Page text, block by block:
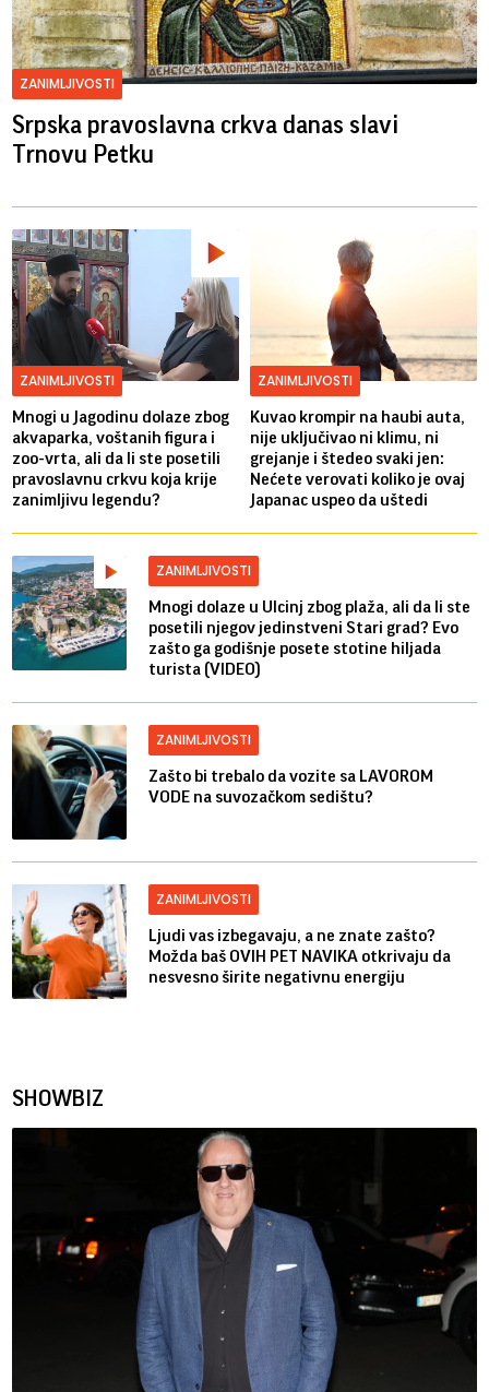
ZANIMLJIVOSTI
Srpska pravoslavna crkva danas slavi
Trnovu Petku
ZANIMLJIVOSTI
Mnogi u Jagodinu dolaze zbog
akvaparka, voštanih figura i
zoo-vrta, ali da li ste posetili
pravoslavnu crkvu koja krije
zanimljivu legendu?
ZANIMLJIVOSTI
Kuvao krompir na haubi auta,
nije uključivao ni klimu, ni
grejanje i štedeo svaki jen:
Nećete verovati koliko je ovaj
Japanac uspeo da uštedi
ZANIMLJIVOSTI
Mnogi dolaze u Ulcinj zbog plaža, ali da li ste
posetili njegov jedinstveni Stari grad? Evo
zašto ga godišnje posete stotine hiljada
turista (VIDEO)
ZANIMLJIVOSTI
Zašto bi trebalo da vozite sa LAVOROM
VODE na suvozačkom sedištu?
ZANIMLJIVOSTI
Ljudi vas izbegavaju, a ne znate zašto?
Možda baš OVIH PET NAVIKA otkrivaju da
nesvesno širite negativnu energiju
SHOWBIZ